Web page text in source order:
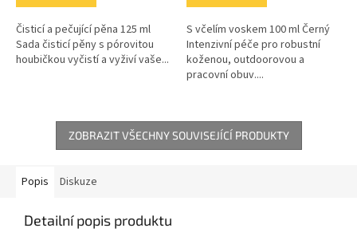
Čisticí a pečující pěna 125 ml
Sada čisticí pěny s pórovitou
houbičkou vyčistí a vyživí vaše...
S včelím voskem 100 ml Černý
Intenzivní péče pro robustní
koženou, outdoorovou a
pracovní obuv....
ZOBRAZIT VŠECHNY SOUVISEJÍCÍ PRODUKTY
Popis Diskuze
Detailní popis produktu